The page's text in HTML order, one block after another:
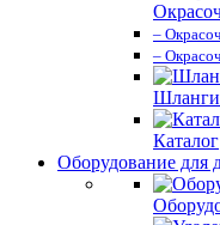
–
–
Шланги
Каталог
Оборудование для